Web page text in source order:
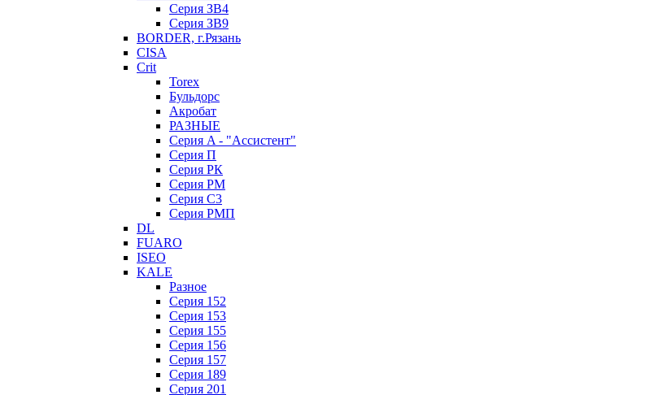
Серия ЗВ4
Серия ЗВ9
BORDER, г.Рязань
CISA
Crit
Torex
Бульдорс
Акробат
РАЗНЫЕ
Серия A - "Ассистент"
Серия П
Серия РК
Серия РМ
Серия С3
Серия РМП
DL
FUARO
ISEO
KALE
Разное
Серия 152
Серия 153
Серия 155
Серия 156
Серия 157
Серия 189
Серия 201